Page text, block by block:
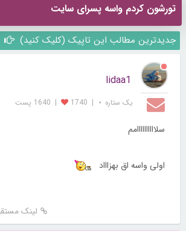
تورشون کردم واسه پسرای سایت
جدیدترین مطالب این تاپیک (کلیک کنید)
lidaa1
یک ستاره ⋆ |
1740
| 1640 پست
سلاااااااااامم
اولی واسه اق بهزاااد
لینک